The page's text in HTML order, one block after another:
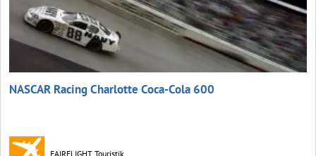
NASCAR Racing Charlotte Coca‑Cola 600
FAIRFLIGHT Touristik